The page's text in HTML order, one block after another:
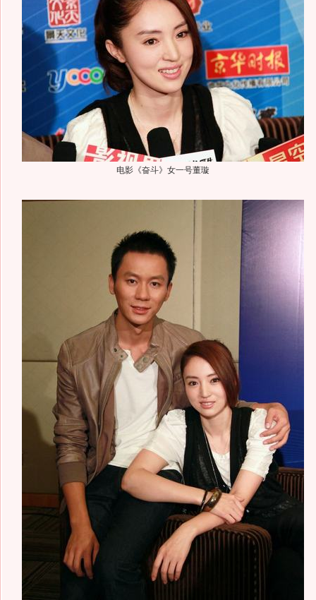
电影《奋斗》女一号董璇